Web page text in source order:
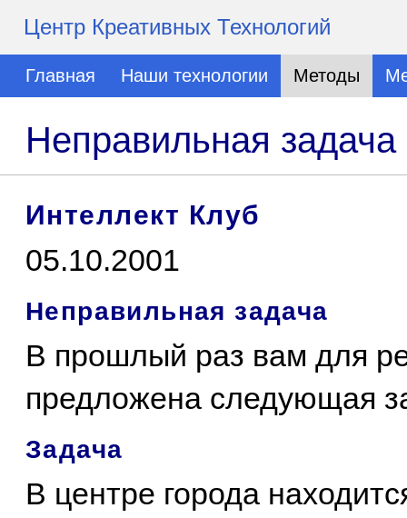
Центр Креативных Технологий
Главная Наши технологии Методы
Неправильная задача
Интеллект Клуб
05.10.2001
Неправильная задача
В прошлый раз вам для
предложена следующая
Задача
В центре города